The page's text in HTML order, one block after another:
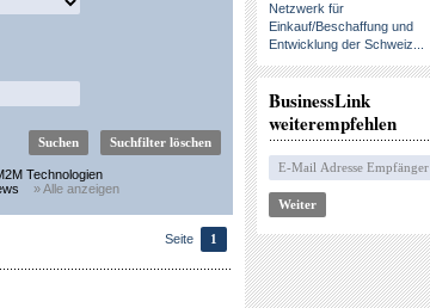
Technologien
» Alle anzeigen
Seite 1
Netzwerk für
Einkauf/Beschaffung und
Entwicklung der Schweiz...
BusinessLink
weiterempfehlen